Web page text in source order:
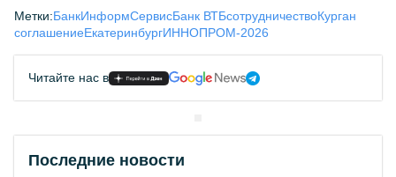
Метки:БанкИнформСервисБанк ВТБсотрудничествоКурган
соглашениеЕкатеринбургИННОПРОМ-2026
Читайте нас в
Последние новости